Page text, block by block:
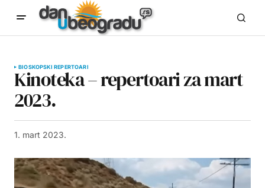
BIOSKOPSKI REPERTOARI
Kinoteka – repertoari za mart
2023.
1. mart 2023.